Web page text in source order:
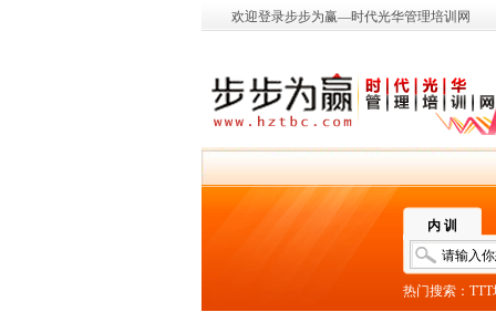
欢迎登录步步为赢—时代光华管理培训网
内 训
热门搜索： TTT